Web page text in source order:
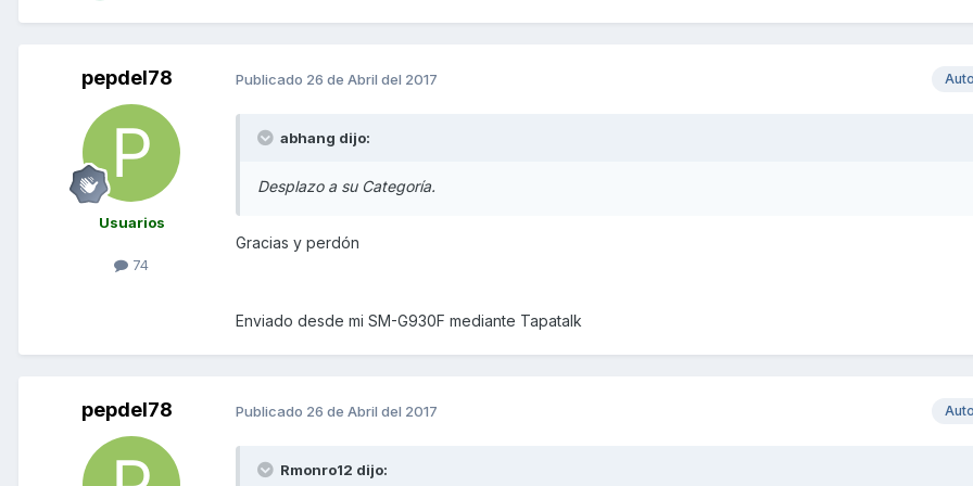
pepdel78
Usuarios
74
Publicado 26 de Abril del 2017
abhang dijo:
Desplazo a su Categoría.
Gracias y perdón
Enviado desde mi SM-G930F mediante Tapatalk
pepdel78 Publicado 26 de Abril del 2017
Rmonro12 dijo: